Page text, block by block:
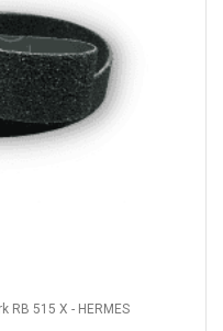
RB 515 X - HERMES